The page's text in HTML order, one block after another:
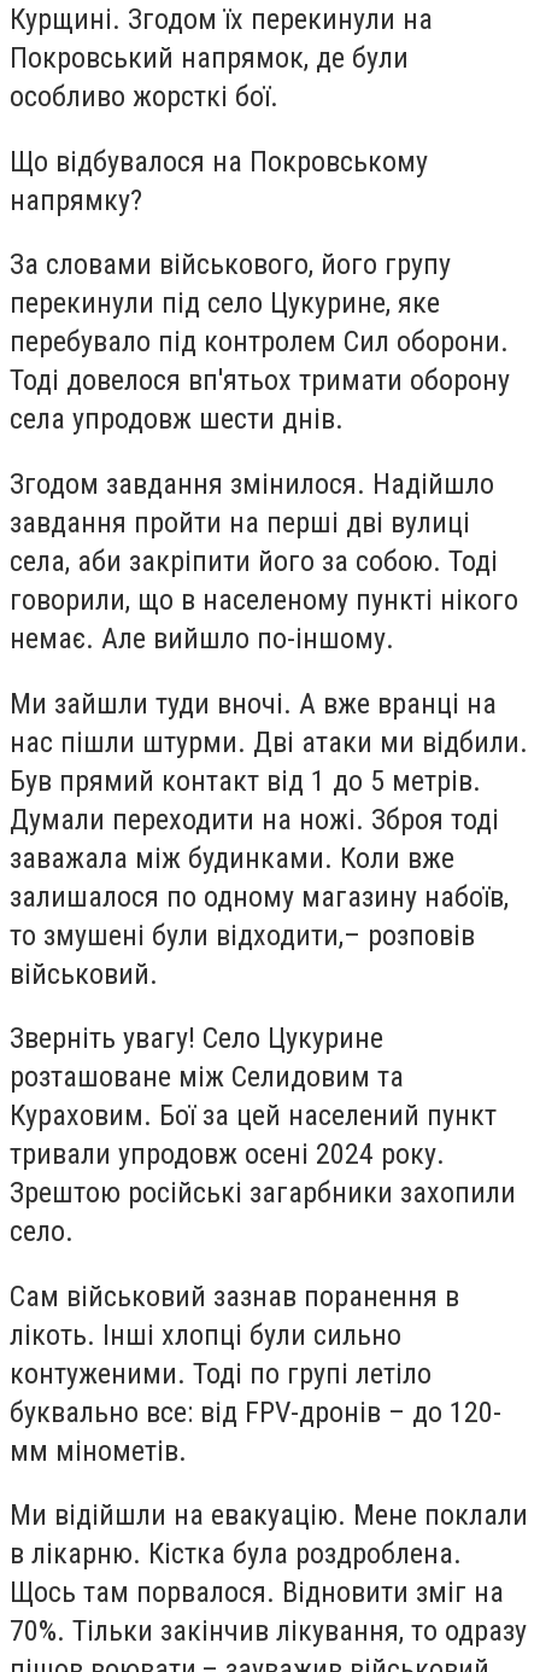
Курщині. Згодом їх перекинули на
Покровський напрямок, де були
особливо жорсткі бої.
Що відбувалося на Покровському
напрямку?
За словами військового, його групу
перекинули під село Цукурине, яке
перебувало під контролем Сил оборони.
Тоді довелося вп'ятьох тримати оборону
села упродовж шести днів.
Згодом завдання змінилося. Надійшло
завдання пройти на перші дві вулиці
села, аби закріпити його за собою. Тоді
говорили, що в населеному пункті нікого
немає. Але вийшло по-іншому.
Ми зайшли туди вночі. А вже вранці на
нас пішли штурми. Дві атаки ми відбили.
Був прямий контакт від 1 до 5 метрів.
Думали переходити на ножі. Зброя тоді
заважала між будинками. Коли вже
залишалося по одному магазину набоїв,
то змушені були відходити,– розповів
військовий.
Зверніть увагу! Село Цукурине
розташоване між Селидовим та
Кураховим. Бої за цей населений пункт
тривали упродовж осені 2024 року.
Зрештою російські загарбники захопили
село.
Сам військовий зазнав поранення в
лікоть. Інші хлопці були сильно
контуженими. Тоді по групі летіло
буквально все: від FPV-дронів – до 120-
мм мінометів.
Ми відійшли на евакуацію. Мене поклали
в лікарню. Кістка була роздроблена.
Щось там порвалося. Відновити зміг на
70%. Тільки закінчив лікування, то одразу